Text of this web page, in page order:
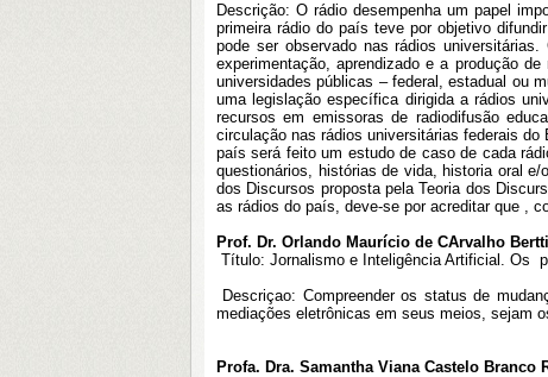
Descrição: O rádio desempenha um papel
primeira rádio do país teve por objetivo
pode ser observado nas rádios
experimentação, aprendizado e a produção
universidades públicas – federal, estadual ou
uma legislação específica dirigida a rádios
recursos em emissoras de radiodifusão
circulação nas rádios universitárias federais
país será feito um estudo de caso de cada
questionários, histórias de vida, historia oral
dos Discursos proposta pela Teoria dos
as rádios do país, deve-se por acreditar que ,
Prof. Dr. Orlando Maurício de CArvalho Bertti
Título: Jornalismo e Inteligência Artificial. Os
Descriçao: Compreender os status de
mediações eletrônicas em seus meios, sejam
Profa. Dra. Samantha Viana Castelo Branco